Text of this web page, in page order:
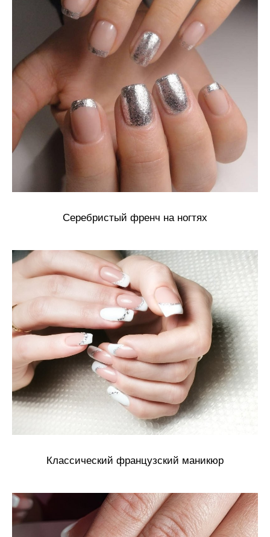
Серебристый френч на ногтях
Классический французский маникюр